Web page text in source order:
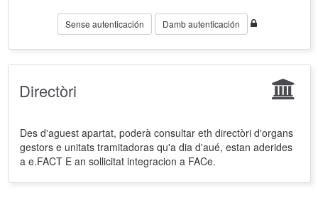
Sense autenticación Damb autenticación
Directòri
Des d'aguest apartat, poderà consultar eth directòri d'organs
gestors e unitats tramitadoras qu'a dia d'aué, estan aderides
a e.FACT E an sollicitat integracion a FACe.